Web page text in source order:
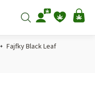
Hledat
Fajfky Black Leaf